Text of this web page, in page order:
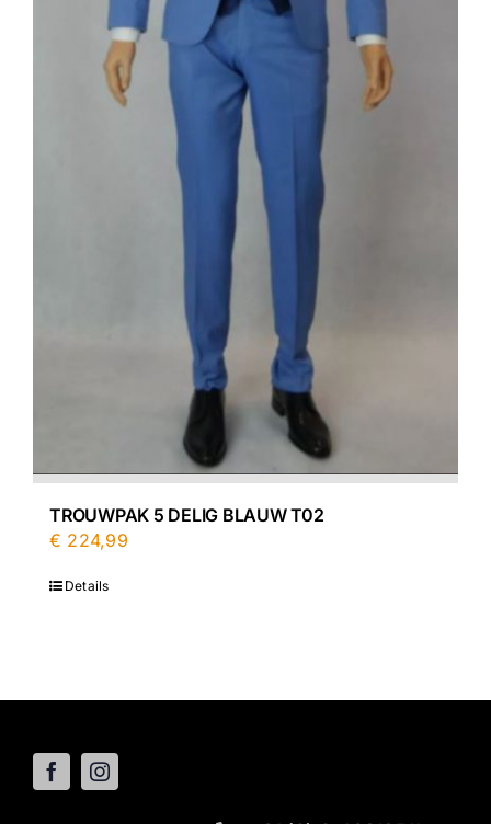
TROUWPAK 5 DELIG BLAUW T02
€ 224,99
Details